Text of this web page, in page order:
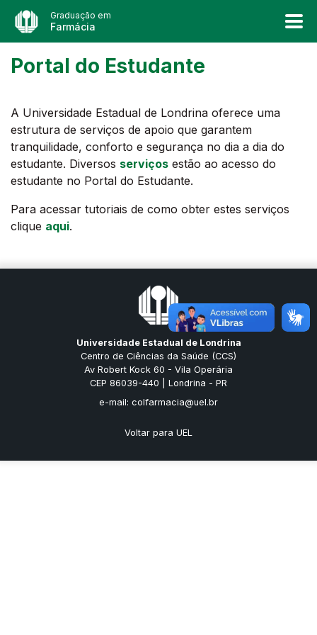
Graduação em
Farmácia
Portal do Estudante
A Universidade Estadual de Londrina oferece uma
estrutura de serviços de apoio que garantem
tranquilidade, conforto e segurança no dia a dia do
estudante. Diversos serviços estão ao acesso do
estudante no Portal do Estudante.
Para acessar tutoriais de como obter estes serviços
clique aqui.
Universidade Estadual de Londrina
Centro de Ciências da Saúde (CCS)
Av Robert Kock 60 - Vila Operária
CEP 86039-440 | Londrina - PR
e-mail: colfarmacia@uel.br
Voltar para UEL